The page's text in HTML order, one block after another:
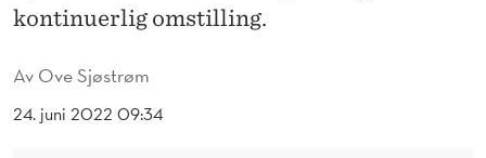
D
E
N
Av Ove Sjøstrøm
24. juni 2022 09:34
kontinuerlig omstilling.